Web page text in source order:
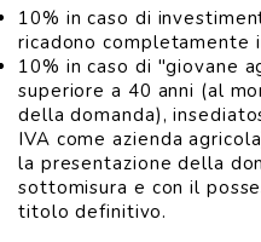
10% in caso di
ricadono completamente
10% in caso di "giovane
superiore a 40 anni (al
della domanda),
IVA come azienda
la presentazione della
sottomisura e con il
titolo definitivo.